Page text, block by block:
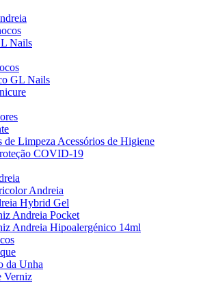
Nails
GL Nails
de Limpeza Acessórios de Higiene
COVID-19
Andreia
Hybrid Gel
Andreia Pocket
Andreia Hipoalergénico 14ml
da Unha
Verniz